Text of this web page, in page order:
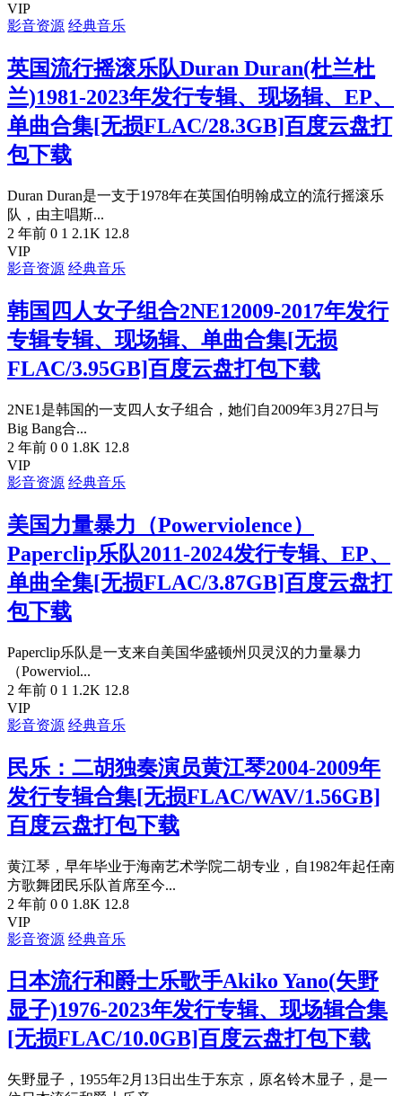
VIP
影音资源 经典音乐
英国流行摇滚乐队Duran Duran(杜兰杜
兰)1981-2023年发行专辑、现场辑、EP、
单曲合集[无损FLAC/28.3GB]百度云盘打
包下载
Duran Duran是一支于1978年在英国伯明翰成立的流行摇滚乐
队，由主唱斯...
2 年前 0 1 2.1K 12.8
VIP
影音资源 经典音乐
韩国四人女子组合2NE12009-2017年发行
专辑专辑、现场辑、单曲合集[无损
FLAC/3.95GB]百度云盘打包下载
2NE1是韩国的一支四人女子组合，她们自2009年3月27日与
Big Bang合...
2 年前 0 0 1.8K 12.8
VIP
影音资源 经典音乐
美国力量暴力（Powerviolence）
Paperclip乐队2011-2024发行专辑、EP、
单曲全集[无损FLAC/3.87GB]百度云盘打
包下载
Paperclip乐队是一支来自美国华盛顿州贝灵汉的力量暴力
（Powerviol...
2 年前 0 1 1.2K 12.8
VIP
影音资源 经典音乐
民乐：二胡独奏演员黄江琴2004-2009年
发行专辑合集[无损FLAC/WAV/1.56GB]
百度云盘打包下载
黄江琴，早年毕业于海南艺术学院二胡专业，自1982年起任南
方歌舞团民乐队首席至今...
2 年前 0 0 1.8K 12.8
VIP
影音资源 经典音乐
日本流行和爵士乐歌手Akiko Yano(矢野
显子)1976-2023年发行专辑、现场辑合集
[无损FLAC/10.0GB]百度云盘打包下载
矢野显子，1955年2月13日出生于东京，原名铃木显子，是一